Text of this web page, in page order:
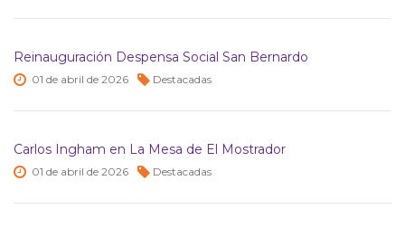
Reinauguración Despensa Social San Bernardo
01 de abril de 2026 Destacadas
Carlos Ingham en La Mesa de El Mostrador
01 de abril de 2026 Destacadas